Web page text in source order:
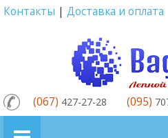
Контакты | Доставка и оплата
(067) 427-27-28 (095)